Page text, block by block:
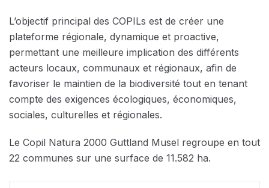
L’objectif principal des COPILs est de créer une
plateforme régionale, dynamique et proactive,
permettant une meilleure implication des différents
acteurs locaux, communaux et régionaux, afin de
favoriser le maintien de la biodiversité tout en tenant
compte des exigences écologiques, économiques,
sociales, culturelles et régionales.
Le Copil Natura 2000 Guttland Musel regroupe en tout
22 communes sur une surface de 11.582 ha.